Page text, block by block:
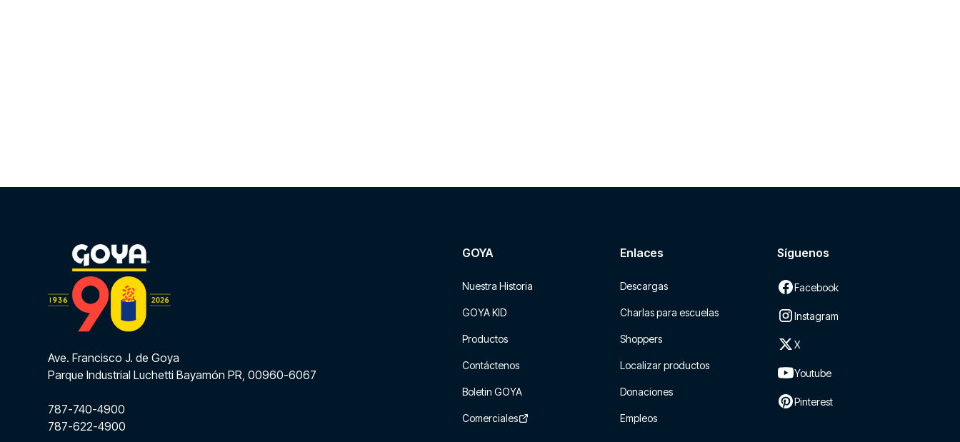
Ave. Francisco J. de Goya
Parque Industrial Luchetti Bayamón PR, 00960-6067
787-740-4900
787-622-4900
GOYA
Nuestra Historia
GOYA KID
Productos
Contáctenos
Boletin GOYA
Comerciales
Enlaces
Descargas
Charlas para escuelas
Shoppers
Localizar productos
Donaciones
Empleos
Síguenos
Facebook
Instagram
X
Youtube
Pinterest